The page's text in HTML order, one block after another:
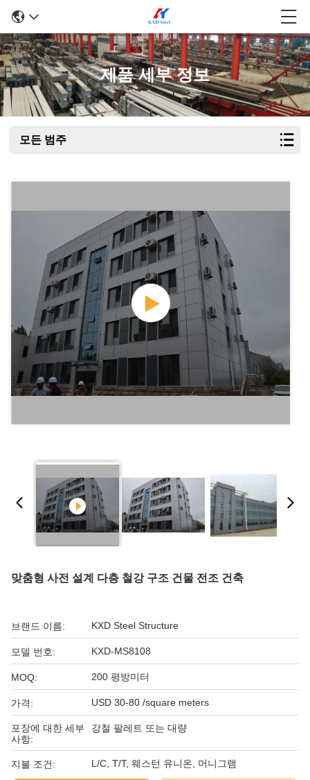
제품 세부 정보
모든 범주
맞춤형 사전 설계 다층 철강 구조 건물 전조 건축
브랜드 이름: KXD Steel Structure
모델 번호: KXD-MS8108
MOQ: 200 평방미터
가격: USD 30-80 /square meters
포장에 대한 세부
사항:
강철 팔레트 또는 대량
지불 조건: L/C, T/T, 웨스턴 유니온, 머니그램